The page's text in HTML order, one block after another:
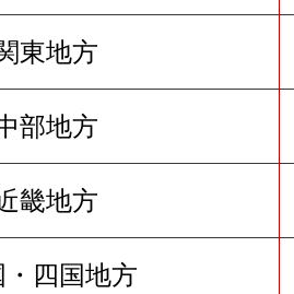
東地方
部地方
畿地方
・四国地方